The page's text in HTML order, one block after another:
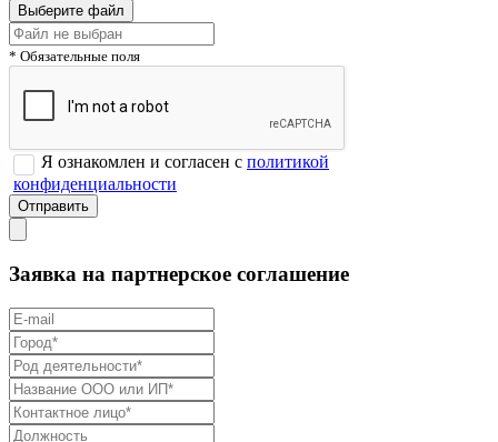
Выберите файл
* Обязательные поля
Я ознакомлен и согласен с политикой
конфиденциальности
Заявка на партнерское соглашение